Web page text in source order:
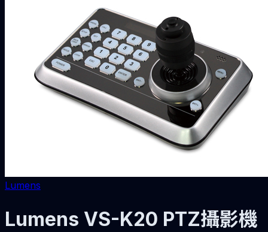
Lumens
Lumens VS-K20 PTZ攝影機